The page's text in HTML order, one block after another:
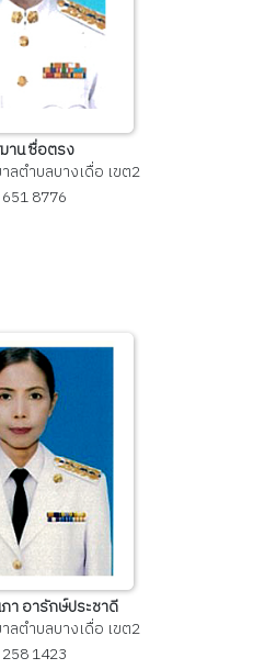
าน ซื่อตรง
ลตำบลบางเดื่อ เขต2
8776
า อารักษ์ประชาดี
ลตำบลบางเดื่อ เขต2
1423